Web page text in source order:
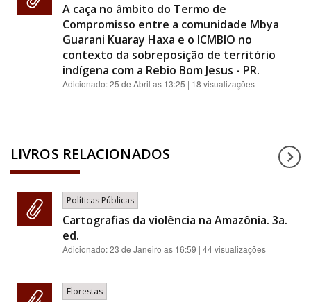
A caça no âmbito do Termo de
Compromisso entre a comunidade Mbya
Guarani Kuaray Haxa e o ICMBIO no
contexto da sobreposição de território
indígena com a Rebio Bom Jesus - PR.
Adicionado:25 de Abril as 13:25 | 18 visualizações
LIVROS RELACIONADOS
Políticas Públicas
Cartografias da violência na Amazônia. 3a.
ed.
Adicionado:23 de Janeiro as 16:59 | 44 visualizações
Florestas